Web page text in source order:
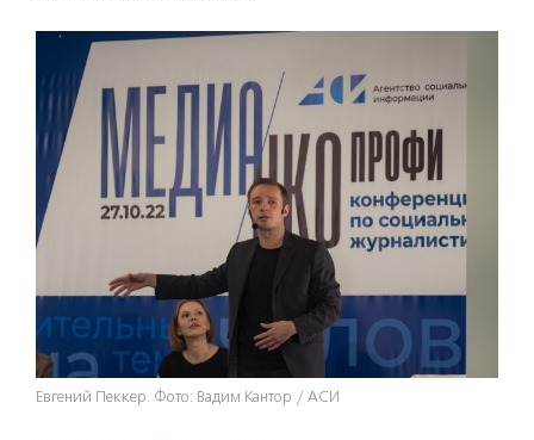
Евгений Пеккер. Фото: Вадим Кантор / АСИ